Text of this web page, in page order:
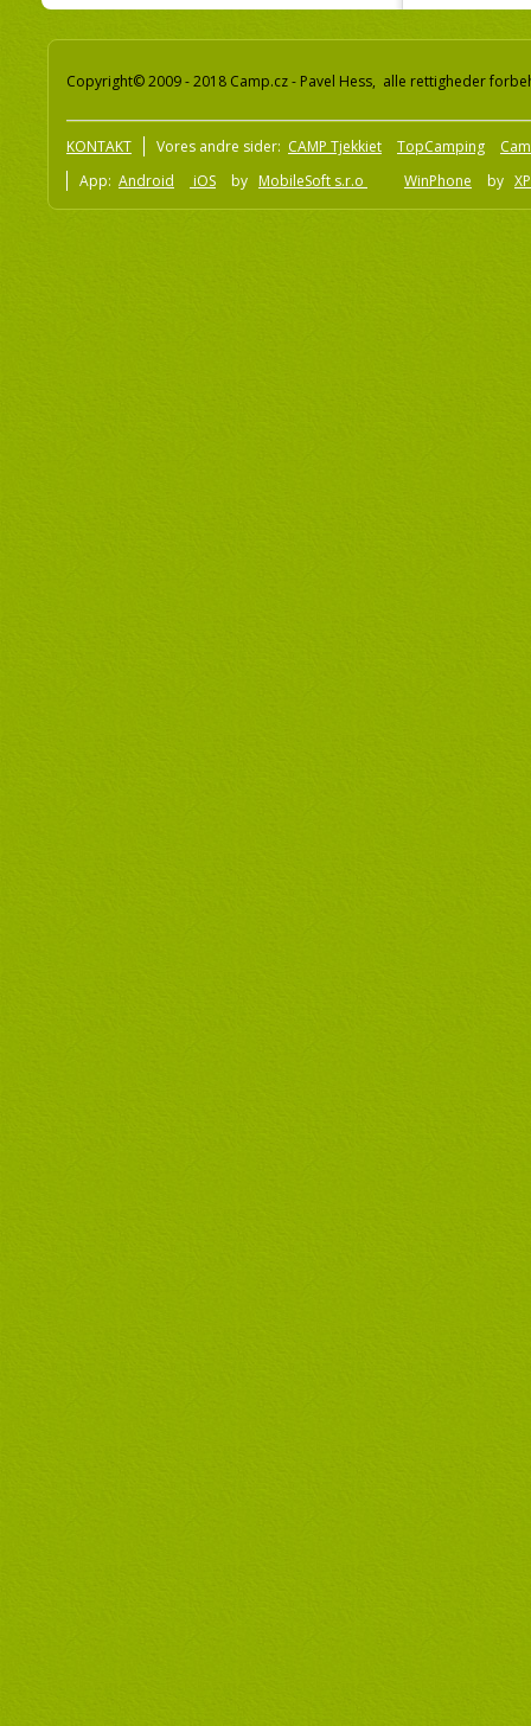
Copyright© 2009 - 2018 Camp.cz - Pavel Hess, alle rettigheder
KONTAKT Vores andre sider: CAMP Tjekkiet TopCamping
App: Android iOS by MobileSoft s.r.o WinPhone by